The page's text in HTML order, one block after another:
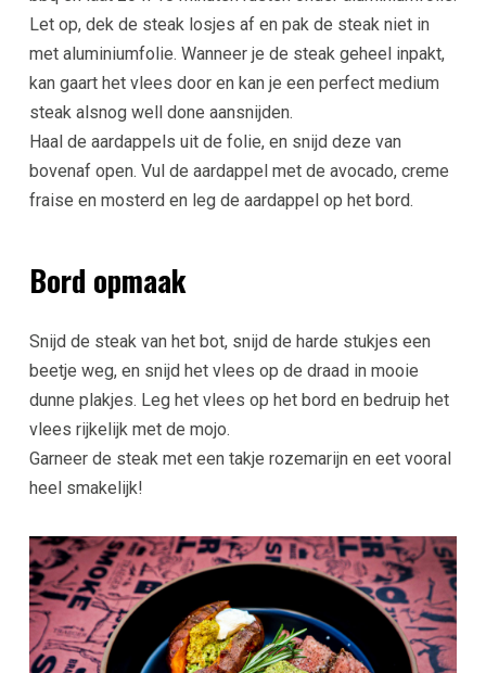
Let op, dek de steak losjes af en pak de steak niet in
met aluminiumfolie. Wanneer je de steak geheel inpakt,
kan gaart het vlees door en kan je een perfect medium
steak alsnog well done aansnijden.
Haal de aardappels uit de folie, en snijd deze van
bovenaf open. Vul de aardappel met de avocado, creme
fraise en mosterd en leg de aardappel op het bord.
Bord opmaak
Snijd de steak van het bot, snijd de harde stukjes een
beetje weg, en snijd het vlees op de draad in mooie
dunne plakjes. Leg het vlees op het bord en bedruip het
vlees rijkelijk met de mojo.
Garneer de steak met een takje rozemarijn en eet vooral
heel smakelijk!